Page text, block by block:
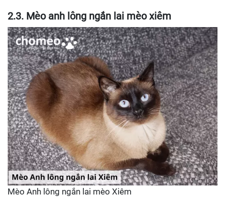
2.3. Mèo anh lông ngắn lai mèo xiêm
Mèo Anh lông ngắn lai mèo Xiêm